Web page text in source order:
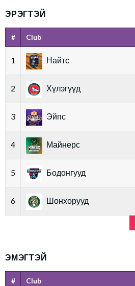
ЭРЭГТЭЙ
# Club
1 Найтс
2 Хүлэгүүд
3 Эйпс
4 Майнерс
5 Бодонгууд
6 Шонхорууд
ЭМЭГТЭЙ
# Club